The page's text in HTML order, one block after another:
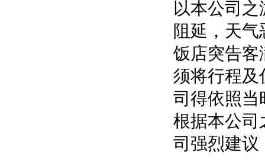
以本公司
阻延，天
饭店突告客
须将行程及
司得依照当
根据本公司
司强烈建议